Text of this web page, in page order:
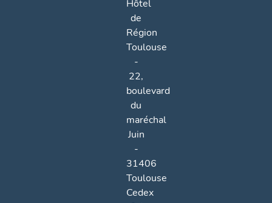
Hôtel
de
Région
Toulouse
-
22,
boulevard
du
maréchal
Juin
-
31406
Toulouse
Cedex